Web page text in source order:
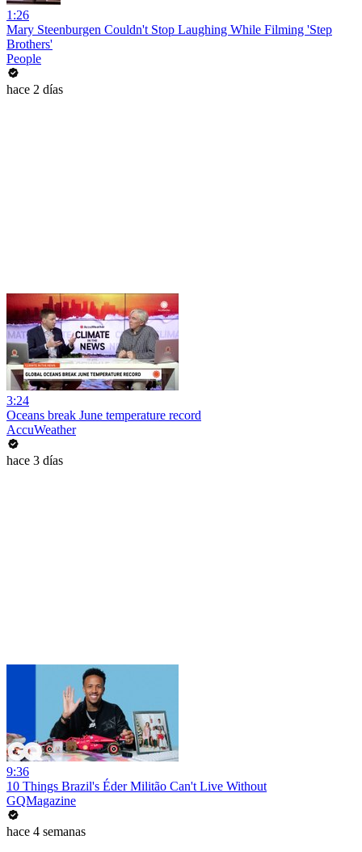
1:26
Mary Steenburgen Couldn't Stop Laughing While Filming 'Step
Brothers'
People
hace 2 días
3:24
Oceans break June temperature record
AccuWeather
hace 3 días
9:36
10 Things Brazil's Éder Militão Can't Live Without
GQMagazine
hace 4 semanas